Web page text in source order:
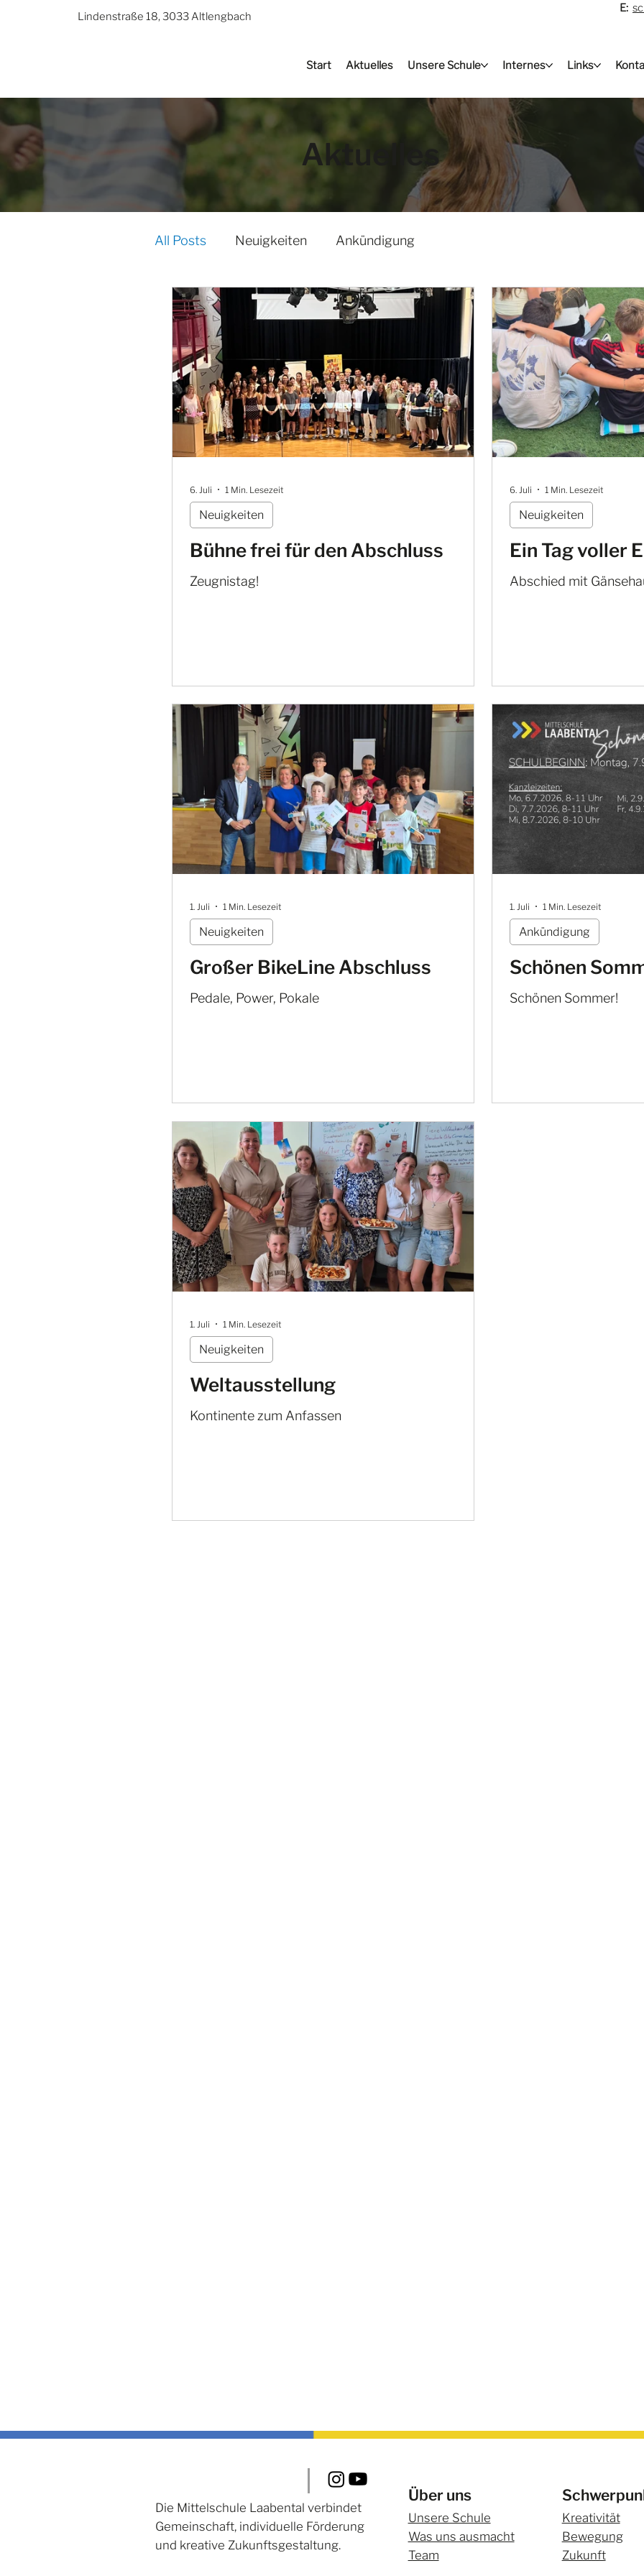
Lindenstraße 18, 3033 Altlengbach
E:
Start Aktuelles Unsere Schule Internes Links
Aktuelles
All Posts Neuigkeiten Ankündigung
Bühne frei für den Abschluss
Zeugnistag!
Neuigkeiten
6. Juli 1 Min. Lesezeit
Ein Tag voller
Abschied mit
Neuigkeiten
6. Juli 1 Min. Lesezeit
Großer BikeLine Abschluss
Pedale, Power, Pokale
Neuigkeiten
1. Juli 1 Min. Lesezeit
Schönen
Schönen Sommer!
Ankündigung
1. Juli 1 Min. Lesezeit
Weltausstellung
Kontinente zum Anfassen
Neuigkeiten
1. Juli 1 Min. Lesezeit
Die Mittelschule Laabental verbindet
Gemeinschaft, individuelle Förderung
und kreative Zukunftsgestaltung.
Über uns
Unsere Schule
Was uns ausmacht
Team
Kreativität
Bewegung
Zukunft